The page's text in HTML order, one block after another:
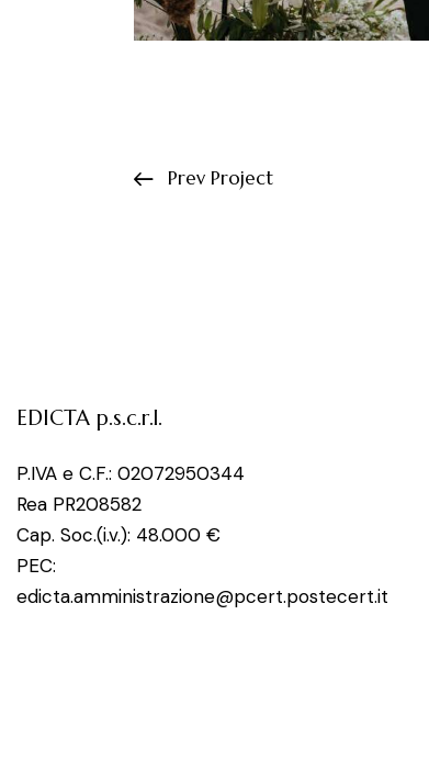
Prev Project
EDICTA p.s.c.r.l.
P.IVA e C.F.: 02072950344
Rea PR208582
Cap. Soc.(i.v.): 48.000 €
PEC:
edicta.amministrazione@pcert.postecert.it